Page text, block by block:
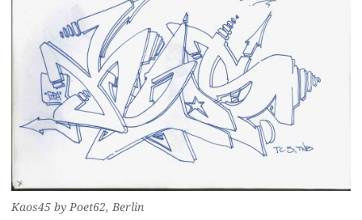
Kaos45 by Poet62, Berlin